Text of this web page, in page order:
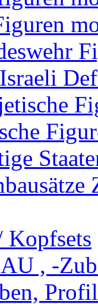
Kopfsets
, -